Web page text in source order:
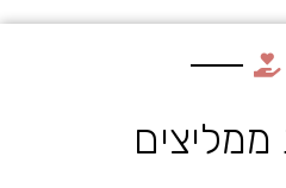
ממליצים